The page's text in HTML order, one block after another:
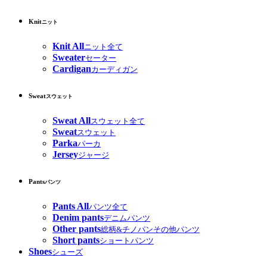
Knitニット
Knit Allニット全て
Sweaterセーター
Cardiganカーディガン
Sweatスウェット
Sweat Allスウェット全て
Sweatスウェット
Parkaパーカ
Jerseyジャージ
Pantsパンツ
Pants Allパンツ全て
Denim pantsデニムパンツ
Other pants総柄&チノパンその他パンツ
Short pantsショートパンツ
Shoesシューズ